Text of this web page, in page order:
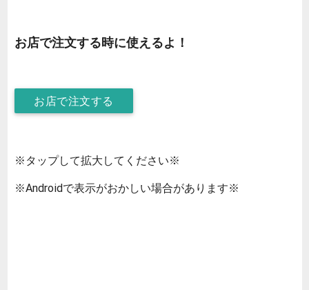
お店で注文する時に使えるよ！
お店で注文する
※タップして拡大してください※
※Androidで表示がおかしい場合があります※